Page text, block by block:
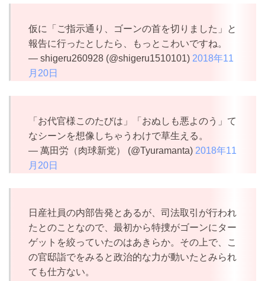
仮に「ご指示通り、ゴーンの首を切りました」と
報告に行ったとしたら、もっとこわいですね。
— shigeru260928 (@shigeru1510101) 2018年11
月20日
「お代官様このたびは」「おぬしも悪よのう」て
なシーンを想像しちゃうわけで草生える。
— 萬田労（肉球新党） (@Tyuramanta) 2018年11
月20日
日産社員の内部告発とあるが、司法取引が行われ
たとのことなので、最初から特捜がゴーンにター
ゲットを絞っていたのはあきらか。その上で、こ
の官邸詣でをみると政治的な力が動いたとみられ
ても仕方ない。